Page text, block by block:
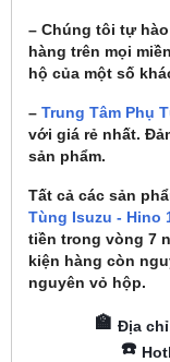
– Chúng tôi tự
hàng trên mọi
hộ của một số
– Trung Tâm Phụ
với giá rẻ nhất.
sản phẩm.
Tất cả các sản
Tùng Isuzu - Hino
tiền trong vòng 7
kiện hàng còn
nguyên vỏ hộp.
🏫 Địa
☎️